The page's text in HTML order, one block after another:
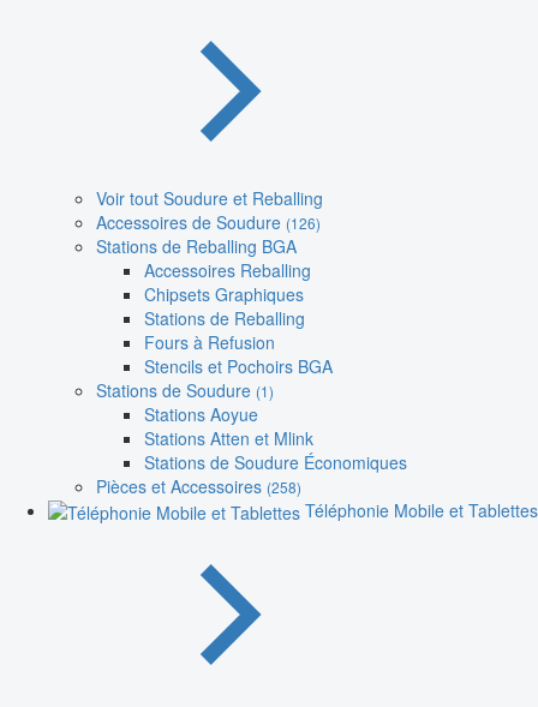
Voir tout Soudure et Reballing
Accessoires de Soudure (126)
Stations de Reballing BGA
Accessoires Reballing
Chipsets Graphiques
Stations de Reballing
Fours à Refusion
Stencils et Pochoirs BGA
Stations de Soudure (1)
Stations Aoyue
Stations Atten et Mlink
Stations de Soudure Économiques
Pièces et Accessoires (258)
Téléphonie Mobile et Tablettes